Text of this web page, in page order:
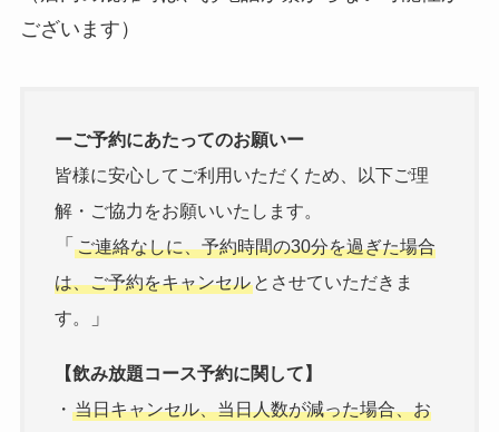
ございます）
ーご予約にあたってのお願いー
皆様に安心してご利用いただくため、以下ご理
解・ご協力をお願いいたします。
「 ご連絡なしに、予約時間の30分を過ぎた場合
は、ご予約をキャンセルとさせていただきま
す。
」
【飲み放題コース予約に関して】
・ 当日キャンセル、当日人数が減った場合、お